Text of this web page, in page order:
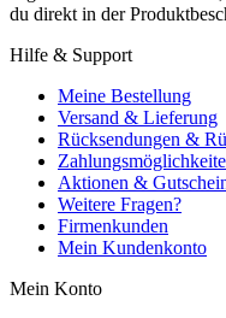
du direkt in der
Hilfe & Support
Meine Bestellung
Versand & Lieferung
Rücksendungen &
Aktionen &
Weitere Fragen?
Firmenkunden
Mein Kundenkonto
Mein Konto